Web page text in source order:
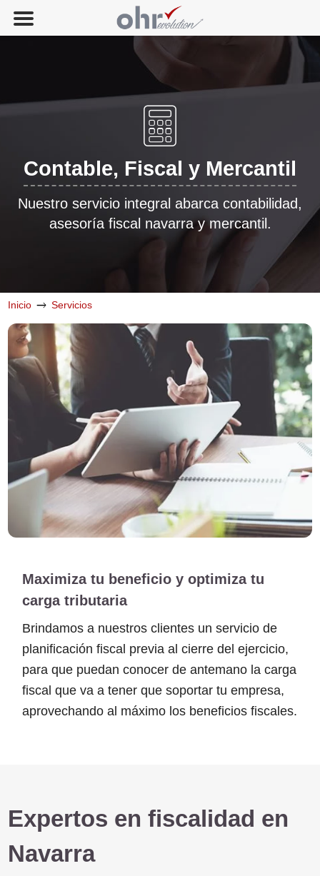
Contable, Fiscal y Mercantil
Nuestro servicio integral abarca contabilidad,
asesoría fiscal navarra y mercantil.
Inicio Servicios
Maximiza tu beneficio y optimiza tu
carga tributaria
Brindamos a nuestros clientes un servicio de
planificación fiscal previa al cierre del ejercicio,
para que puedan conocer de antemano la carga
fiscal que va a tener que soportar tu empresa,
aprovechando al máximo los beneficios fiscales.
Expertos en fiscalidad en
Navarra